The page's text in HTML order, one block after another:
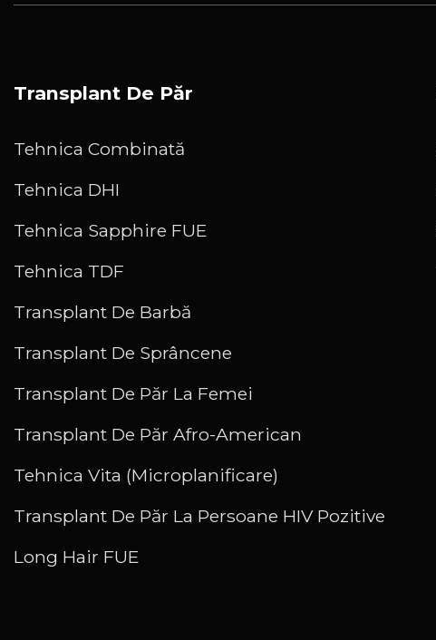
Transplant De Păr
Tehnica Combinată
Tehnica DHI
Tehnica Sapphire FUE
Tehnica TDF
Transplant De Barbă
Transplant De Sprâncene
Transplant De Păr La Femei
Transplant De Păr Afro-American
Tehnica Vita (Microplanificare)
Transplant De Păr La Persoane HIV Pozitive
Long Hair FUE